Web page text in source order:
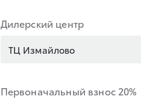
Дилерский центр
ТЦ Измайлово
Первоначальный взнос 20%